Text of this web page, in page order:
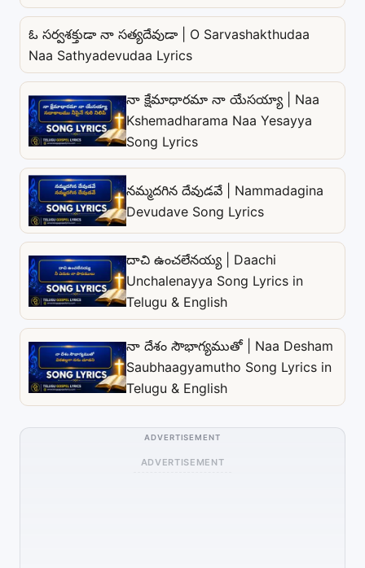
ఓ సర్వశక్తుడా నా సత్యదేవుడా | O Sarvashakthudaa
Naa Sathyadevudaa Lyrics
నా క్షేమాధారమా నా యేసయ్యా | Naa
Kshemadharama Naa Yesayya
Song Lyrics
నమ్మదగిన దేవుడవే | Nammadagina
Devudave Song Lyrics
దాచి ఉంచలేనయ్య | Daachi
Unchalenayya Song Lyrics in
Telugu & English
నా దేశం సౌభాగ్యముతో | Naa Desham
Saubhaagyamutho Song Lyrics in
Telugu & English
ADVERTISEMENT
ADVERTISEMENT